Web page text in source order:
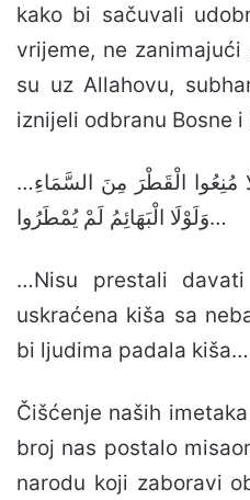
kako bi sačuvali
vrijeme, ne
su uz Allahovu,
iznijeli odbranu Bosne
…وَلَمْ يَمْنَعُوا زَكَاةَ أَمْوَالِهِمْ إِلَّا مُنِعُوا الْقَطْرَ مِنَ السَّمَاءِ
وَلَوْلَا الْبَهَائِمُ لَمْ يُمْطَرُوا…
…Nisu prestali
uskraćena kiša sa
bi ljudima padala kiša…
Čišćenje naših
broj nas postalo
narodu koji zaboravi